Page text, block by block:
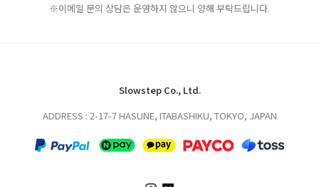
※이메일 문의 상담은 운영하지 않으니 양해 부탁드립니다.
Slowstep Co., Ltd.
ADDRESS : 2-17-7 HASUNE, ITABASHIKU, TOKYO, JAPAN